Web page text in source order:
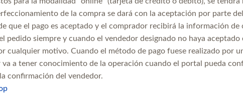
de la compra se dará con la aceptación por parte
que el pago es aceptado y el comprador recibirá la información
pedido siempre y cuando el vendedor designado no haya
cualquier motivo. Cuando el método de pago fuese realizado por
va a tener conocimiento de la operación cuando el portal pueda
confirmación del vendedor.